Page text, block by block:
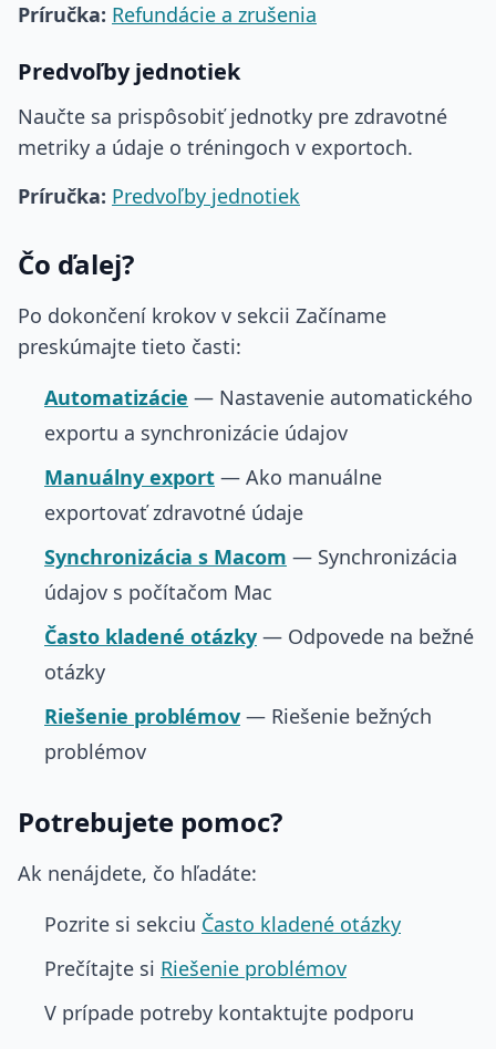
Príručka: Refundácie a zrušenia
Predvoľby jednotiek
Naučte sa prispôsobiť jednotky pre zdravotné
metriky a údaje o tréningoch v exportoch.
Príručka: Predvoľby jednotiek
Čo ďalej?
Po dokončení krokov v sekcii Začíname
preskúmajte tieto časti:
Automatizácie — Nastavenie automatického
exportu a synchronizácie údajov
Manuálny export — Ako manuálne
exportovať zdravotné údaje
Synchronizácia s Macom — Synchronizácia
údajov s počítačom Mac
Často kladené otázky — Odpovede na bežné
otázky
Riešenie problémov — Riešenie bežných
problémov
Potrebujete pomoc?
Ak nenájdete, čo hľadáte:
Pozrite si sekciu Často kladené otázky
Prečítajte si Riešenie problémov
V prípade potreby kontaktujte podporu